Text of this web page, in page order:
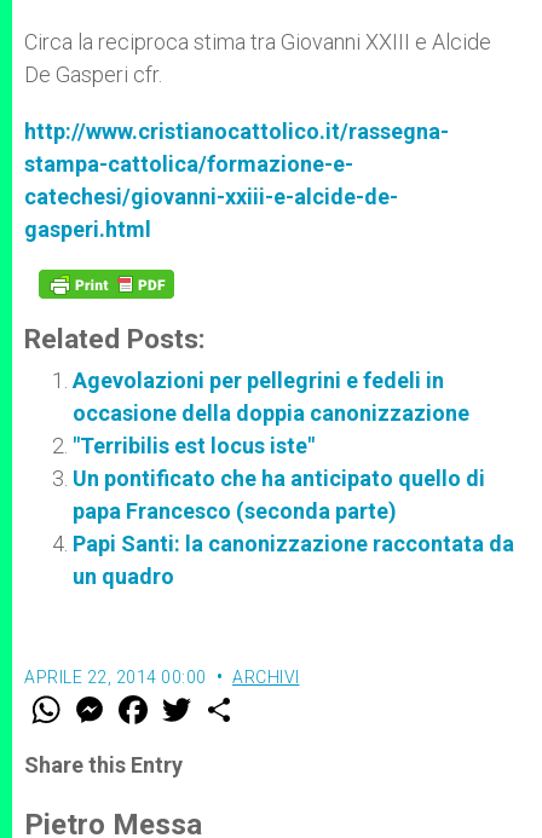
Circa la reciproca stima tra Giovanni XXIII e Alcide
De Gasperi cfr.
http://www.cristianocattolico.it/rassegna-
stampa-cattolica/formazione-e-
catechesi/giovanni-xxiii-e-alcide-de-
gasperi.html
Related Posts:
Agevolazioni per pellegrini e fedeli in
occasione della doppia canonizzazione
"Terribilis est locus iste"
Un pontificato che ha anticipato quello di
papa Francesco (seconda parte)
Papi Santi: la canonizzazione raccontata da
un quadro
APRILE 22, 2014 00:00 ARCHIVI
W
t
s
p
M
e
s
e
g
F
a
e
b
o
w
r
Share this Entry
Pietro Messa